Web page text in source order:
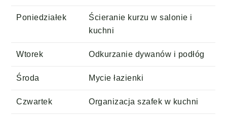
Poniedziałek
Ścieranie kurzu w salonie i
kuchni
Wtorek Odkurzanie dywanów i podłóg
Środa Mycie łazienki
Czwartek Organizacja szafek w kuchni